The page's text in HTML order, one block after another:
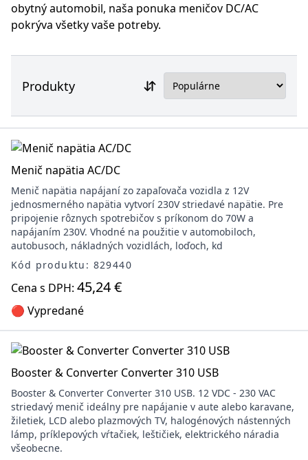
obytný automobil, naša ponuka meničov DC/AC
pokrýva všetky vaše potreby.
Produkty
Menič napätia AC/DC
Menič napätia napájaní zo zapaľovača vozidla z 12V
jednosmerného napätia vytvorí 230V striedavé napätie. Pre
pripojenie rôznych spotrebičov s príkonom do 70W a
napájaním 230V. Vhodné na použitie v automobiloch,
autobusoch, nákladných vozidlách, loďoch, kd
Kód produktu: 829440
Cena s DPH: 45,24 €
🔴 Vypredané
Booster & Converter Converter 310 USB
Booster & Converter Converter 310 USB. 12 VDC - 230 VAC
striedavý menič ideálny pre napájanie v aute alebo karavane,
žiletiek, LCD alebo plazmových TV, halogénových nástenných
lámp, príklepových vŕtačiek, leštičiek, elektrického náradia
všeobecne.